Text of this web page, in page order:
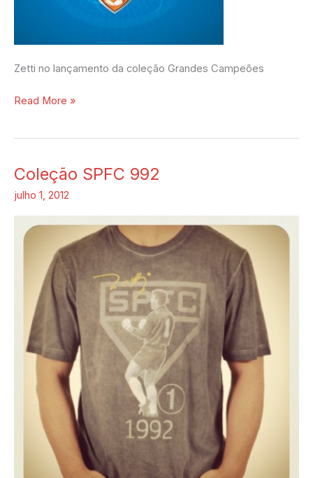
Zetti no lançamento da coleção Grandes Campeões
Read More »
Coleção SPFC 992
julho 1, 2012
Coleção
SPFC